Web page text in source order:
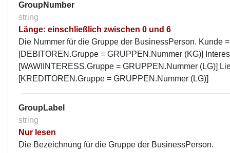
GroupNumber
string
Länge: einschließlich zwischen 0 und 6
Die Nummer für die Gruppe der BusinessPerson. Kunde =
[DEBITOREN.Gruppe = GRUPPEN.Nummer (KG)]
[WAWIINTERESS.Gruppe = GRUPPEN.Nummer (LG)]
[KREDITOREN.Gruppe = GRUPPEN.Nummer (LG)]
GroupLabel
string
Nur lesen
Die Bezeichnung für die Gruppe der BusinessPerson.